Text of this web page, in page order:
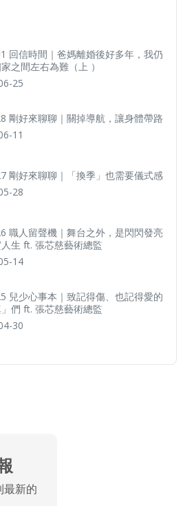
回信時間｜爸媽離婚後好多年，我仍
之間左右為難（上 ）
25
剛好來聊聊｜關掉導航，讓身體帶路
11
剛好來聊聊｜「換季」也需要儀式感
28
職人留聲機｜舞台之外，是閃閃發亮
生 ft. 張芯慈藝術總監
14
兒少心事本｜致記得傷、也記得愛的
」們 ft. 張芯慈藝術總監
30
最新的